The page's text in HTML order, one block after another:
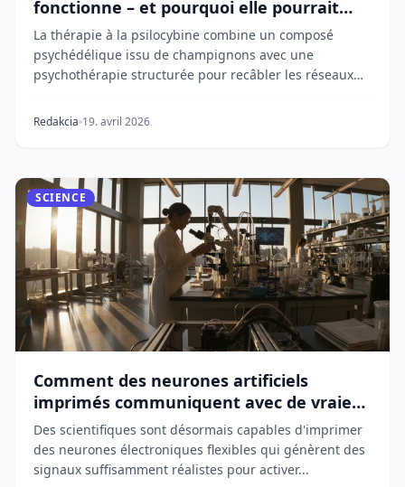
fonctionne – et pourquoi elle pourrait
transformer la psychiatrie
La thérapie à la psilocybine combine un composé
psychédélique issu de champignons avec une
psychothérapie structurée pour recâbler les réseaux
Redakcia 19. avril 2026
SCIENCE
Comment des neurones artificiels
imprimés communiquent avec de vraies
cellules cérébrales
Des scientifiques sont désormais capables d'imprimer
des neurones électroniques flexibles qui génèrent des
signaux suffisamment réalistes pour activer...